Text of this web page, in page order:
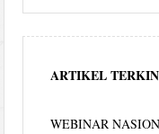
ARTIKEL
WEBINAR